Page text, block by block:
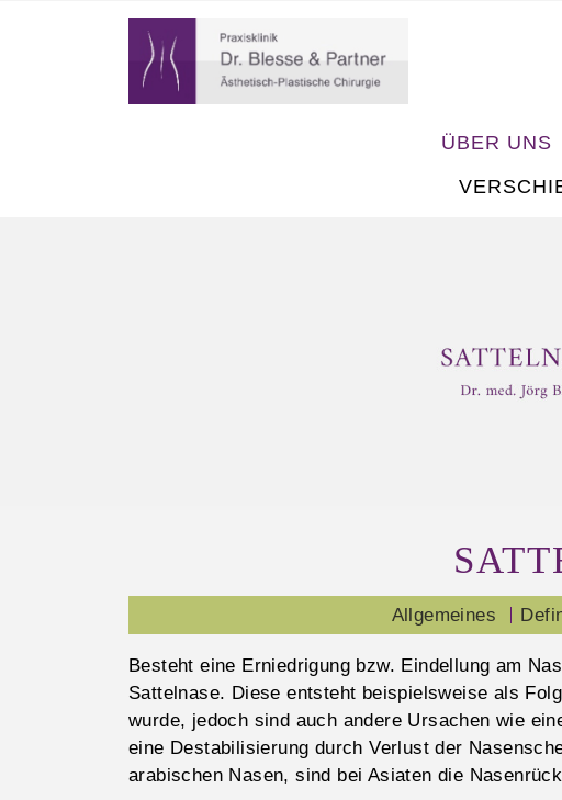
ÜBER UNS
Allgemeines
Besteht eine Erniedrigung bzw. Eindellung am
Sattelnase. Diese entsteht beispielsweise als
wurde, jedoch sind auch andere Ursachen wie
eine Destabilisierung durch Verlust der
arabischen Nasen, sind bei Asiaten die